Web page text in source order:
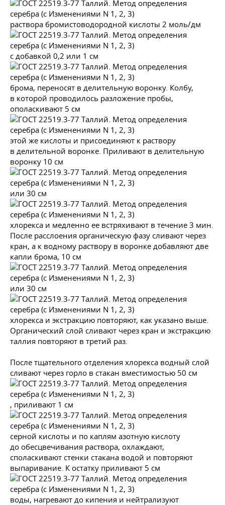
раствора бромистоводородной кислоты 2 моль/дм
с добавкой 0,2 или 1 см
брома, переносят в делительную воронку. Колбу,
в которой проводилось разложение пробы,
ополаскивают 5 см
этой же кислоты и присоединяют к раствору
в делительной воронке. Приливают в делительную
воронку 10 см
или 30 см
хлорекса и медленно ее встряхивают в течение 3 мин.
После расслоения органическую фазу сливают через
кран, а к водному раствору в воронке добавляют две
капли брома, 10 см
или 30 см
хлорекса и экстракцию повторяют, как указано выше.
Органический слой сливают через кран и экстракцию
таллия повторяют в третий раз.
После тщательного отделения хлорекса водный слой
сливают через горло в стакан вместимостью 50 см
, приливают 1 см
серной кислоты и по каплям азотную кислоту
до обесцвечивания раствора, охлаждают,
споласкивают стенки стакана водой и повторяют
выпаривание. К остатку приливают 5 см
воды, нагревают до кипения и нейтрализуют